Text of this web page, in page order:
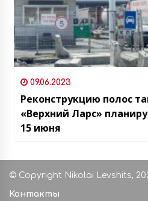
09.06.2023
Реконструкцию полос
«Верхний Ларс»
15 июня
© Copyright Nikolai Levshits,
Контакты